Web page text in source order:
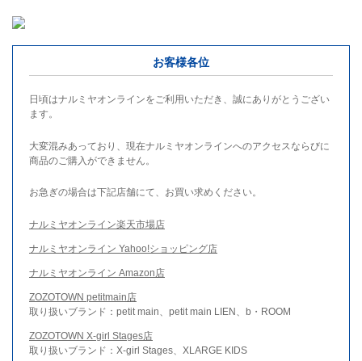
お客様各位
日頃はナルミヤオンラインをご利用いただき、誠にありがとうござい
ます。
大変混みあっており、現在ナルミヤオンラインへのアクセスならびに
商品のご購入ができません。
お急ぎの場合は下記店舗にて、お買い求めください。
ナルミヤオンライン楽天市場店
ナルミヤオンライン Yahoo!ショッピング店
ナルミヤオンライン Amazon店
ZOZOTOWN petitmain店
取り扱いブランド：petit main、petit main LIEN、b・ROOM
ZOZOTOWN X-girl Stages店
取り扱いブランド：X-girl Stages、XLARGE KIDS